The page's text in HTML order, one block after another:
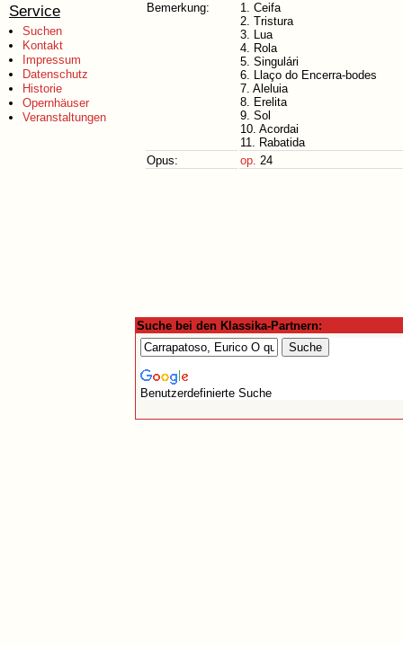
Service
Suchen
Kontakt
Impressum
Datenschutz
Historie
Opernhäuser
Veranstaltungen
Bemerkung:
1. Ceifa
2. Tristura
3. Lua
4. Rola
5. Singulári
6. Llaço do Encerra-bodes
7. Aleluia
8. Erelita
9. Sol
10. Acordai
11. Rabatida
Opus:
op. 24
Suche bei den Klassika-Partnern:
Benutzerdefinierte Suche